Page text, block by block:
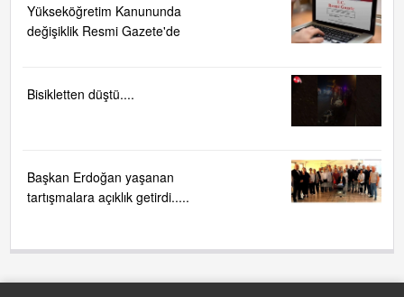
Yükseköğretim Kanununda
değişiklik Resmi Gazete'de
Bisikletten düştü....
Başkan Erdoğan yaşanan
tartışmalara açıklık getirdi.....